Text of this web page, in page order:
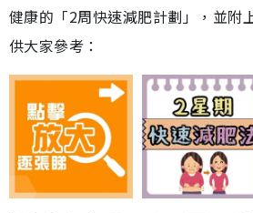
健康的「2周快速減肥計劃」，並附
供大家參考：